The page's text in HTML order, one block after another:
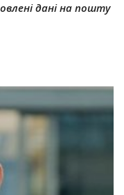
дані на пошту